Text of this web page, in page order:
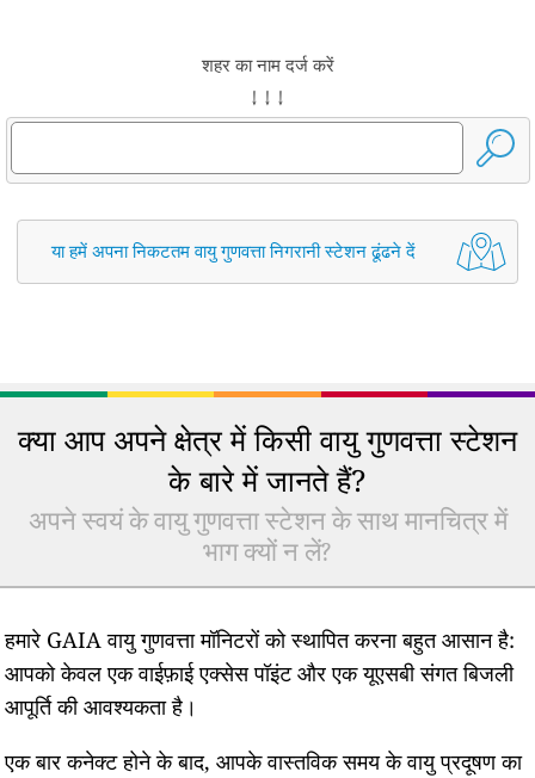
शहर का नाम दर्ज करें
↓ ↓ ↓
या हमें अपना निकटतम वायु गुणवत्ता निगरानी स्टेशन ढूंढने दें
क्या आप अपने क्षेत्र में किसी वायु गुणवत्ता स्टेशन
के बारे में जानते हैं?
अपने स्वयं के वायु गुणवत्ता स्टेशन के साथ मानचित्र में
भाग क्यों न लें?
हमारे GAIA वायु गुणवत्ता मॉनिटरों को स्थापित करना बहुत आसान है:
आपको केवल एक वाईफ़ाई एक्सेस पॉइंट और एक यूएसबी संगत बिजली
आपूर्ति की आवश्यकता है।
एक बार कनेक्ट होने के बाद, आपके वास्तविक समय के वायु प्रदूषण का